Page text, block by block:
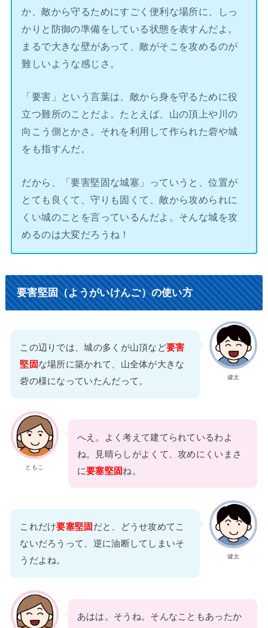
か、敵から守るためにすごく便利な場所に、しっ
かりと防御の準備をしている状態を表すんだよ。
まるで大きな壁があって、敵がそこを攻めるのが
難しいような感じさ。
「要害」という言葉は、敵から身を守るために役
立つ難所のことだよ。たとえば、山の頂上や川の
向こう側とかさ。それを利用して作られた砦や城
をも指すんだ。
だから、「要害堅固な城塞」っていうと、位置が
とても良くて、守りも固くて、敵から攻められに
くい城のことを言っているんだよ。そんな城を攻
めるのは大変だろうね！
要害堅固（ようがいけんご）の使い方
健太
この辺りでは、城の多くが山頂など要害
堅固な場所に築かれて、山全体が大きな
砦の様になっていたんだって。
ともこ
へえ。よく考えて建てられているわよ
ね。見晴らしがよくて、攻めにくいまさ
に要塞堅固ね。
健太
これだけ要塞堅固 だと、どうせ攻めてこ
ないだろうって、逆に油断してしまいそ
うだよね。
あはは。そうね。そんなこともあったか